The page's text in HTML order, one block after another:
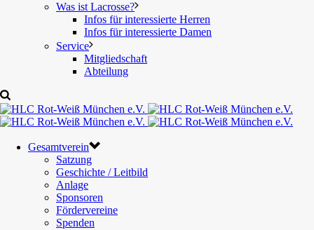
Was ist Lacrosse?
Infos für interessierte Herren
Infos für interessierte Damen
Service
Mitgliedschaft
Abteilung
Gesamtverein
Satzung
Geschichte / Leitbild
Anlage
Sponsoren
Fördervereine
Spenden